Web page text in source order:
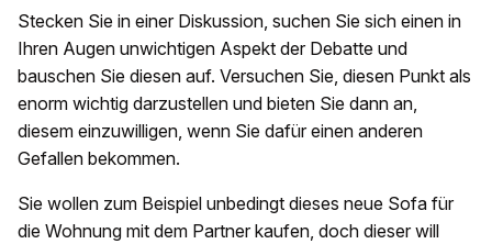
Stecken Sie in einer Diskussion, suchen Sie sich einen in
Ihren Augen unwichtigen Aspekt der Debatte und
bauschen Sie diesen auf. Versuchen Sie, diesen Punkt als
enorm wichtig darzustellen und bieten Sie dann an,
diesem einzuwilligen, wenn Sie dafür einen anderen
Gefallen bekommen.
Sie wollen zum Beispiel unbedingt dieses neue Sofa für
die Wohnung mit dem Partner kaufen, doch dieser will